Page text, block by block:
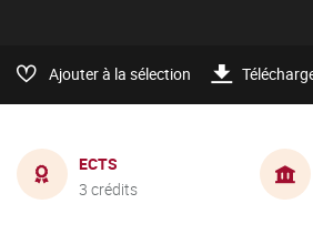
Ajouter à la sélection
ECTS
3 crédits